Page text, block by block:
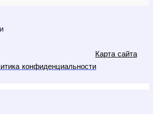
Карта сайта
конфиденциальности